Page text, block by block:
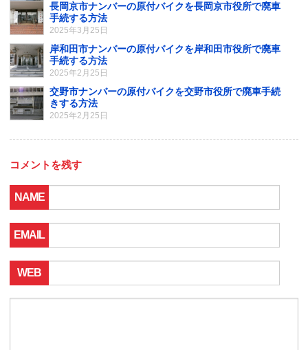
長岡京市ナンバーの原付バイクを長岡京市役所で廃車
手続する方法
2025年3月25日
岸和田市ナンバーの原付バイクを岸和田市役所で廃車
手続する方法
2025年2月25日
交野市ナンバーの原付バイクを交野市役所で廃車手続
きする方法
2025年2月25日
コメントを残す
NAME
EMAIL
WEB